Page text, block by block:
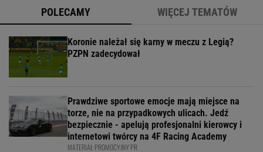
POLECAMY WIĘCEJ TEMATÓW
Koronie należał się karny w meczu z Legią?
PZPN zadecydował
Prawdziwe sportowe emocje mają miejsce na
torze, nie na przypadkowych ulicach. Jedź
bezpiecznie - apelują profesjonalni kierowcy i
internetowi twórcy na 4F Racing Academy
MATERIAŁ PROMOCYJNY PR